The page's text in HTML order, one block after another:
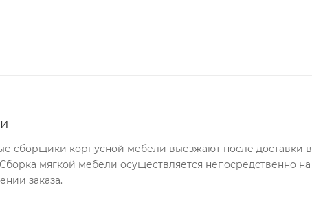
сборщики корпусной мебели выезжают после доставки в
мягкой мебели осуществляется непосредственно на
заказа.